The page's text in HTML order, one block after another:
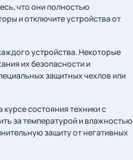
что они полностью
и отключите устройства от
устройства. Некоторые
их безопасности и
защитных чехлов или
состояния техники с
за температурой и влажностью
защиту от негативных